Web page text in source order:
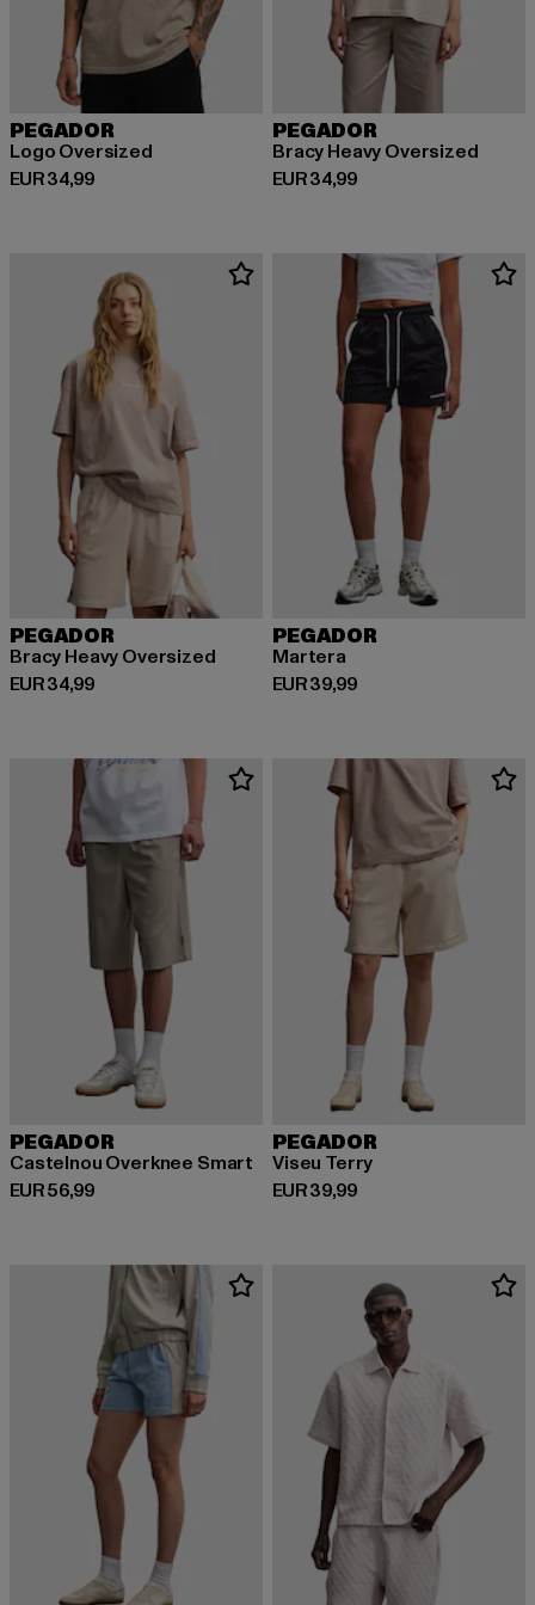
PEGADOR
Logo Oversized
EUR 34,99
Derzeitiger Preis: EUR 34,99
PEGADOR
Bracy Heavy Oversized
EUR 34,99
Derzeitiger Preis: EUR 34,99
PEGADOR
Bracy Heavy Oversized
EUR 34,99
Derzeitiger Preis: EUR 34,99
PEGADOR
Martera
EUR 39,99
Derzeitiger Preis: EUR 39,99
PEGADOR
Castelnou Overknee Smart
EUR 56,99
Derzeitiger Preis: EUR 56,99
PEGADOR
Viseu Terry
EUR 39,99
Derzeitiger Preis: EUR 39,99